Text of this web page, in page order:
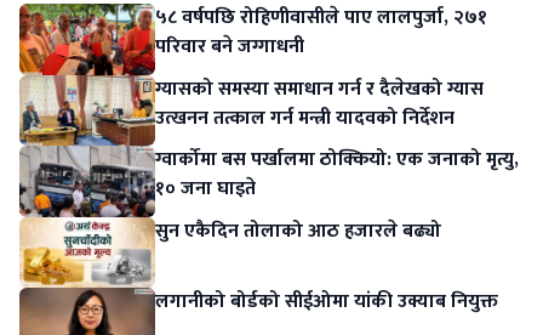
५८ वर्षपछि रोहिणीवासीले पाए लालपुर्जा, २७१
परिवार बने जग्गाधनी
ग्यासको समस्या समाधान गर्न र दैलेखको ग्यास
उत्खनन तत्काल गर्न मन्त्री यादवको निर्देशन
ग्वार्कोमा बस पर्खालमा ठोक्कियो: एक जनाको मृत्यु,
१० जना घाइते
सुन एकैदिन तोलाको आठ हजारले बढ्यो
लगानीको बोर्डको सीईओमा यांकी उक्याब नियुक्त